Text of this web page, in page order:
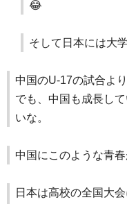
😂
そして日本には大
中国のU-17の試合よ
でも、中国も成長し
いな。
中国にこのような青
日本は高校の全国大